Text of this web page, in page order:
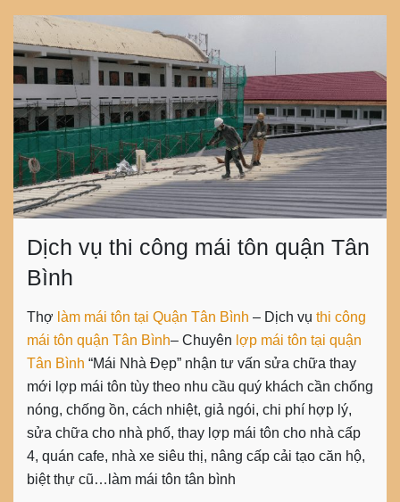
Dịch vụ thi công mái tôn quận Tân
Bình
Thợ làm mái tôn tại Quận Tân Bình – Dịch vụ thi công
mái tôn quận Tân Bình– Chuyên lợp mái tôn tại quận
Tân Bình “Mái Nhà Đẹp” nhận tư vấn sửa chữa thay
mới lợp mái tôn tùy theo nhu cầu quý khách cần chống
nóng, chống ồn, cách nhiệt, giả ngói, chi phí hợp lý,
sửa chữa cho nhà phố, thay lợp mái tôn cho nhà cấp
4, quán cafe, nhà xe siêu thị, nâng cấp cải tạo căn hộ,
biệt thự cũ…làm mái tôn tân bình